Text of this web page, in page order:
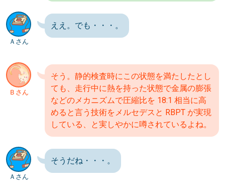
Ａさん
ええ。でも・・・。
Ｂさん
そう。静的検査時にこの状態を満たしたとし
ても、走行中に熱を持った状態で金属の膨張
などのメカニズムで圧縮比を 18:1 相当に高
めると言う技術をメルセデスと RBPT が実現
している、と実しやかに噂されているよね。
Ａさん
そうだね・・・。